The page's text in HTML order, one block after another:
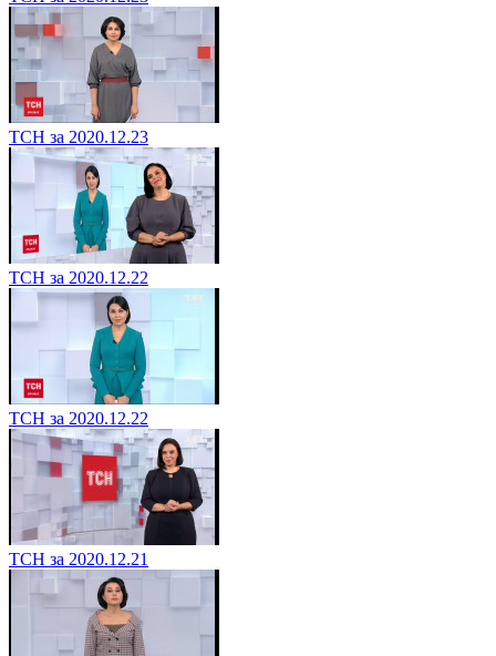
ТСН за 2020.12.23
ТСН за 2020.12.22
ТСН за 2020.12.22
ТСН за 2020.12.21